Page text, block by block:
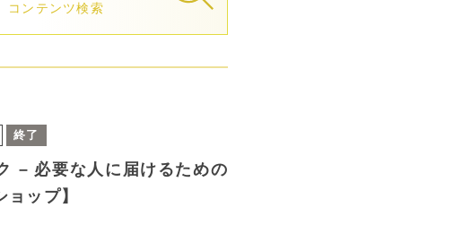
コンテンツ検索
終了
– 必要な人に届けるための
ップ】